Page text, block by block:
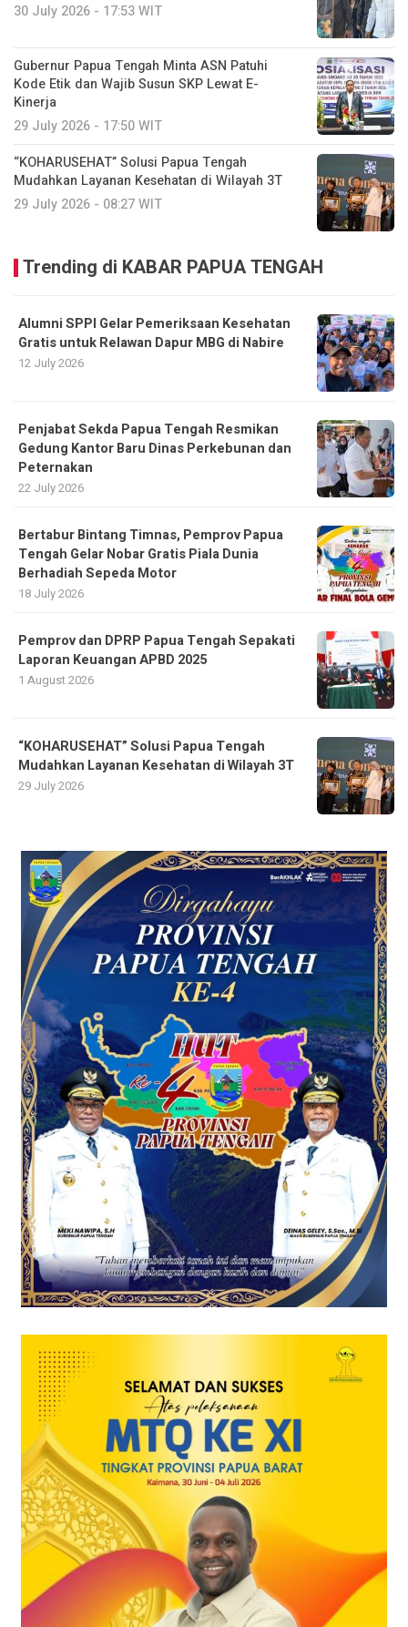
30 July 2026 - 17:53 WIT
Gubernur Papua Tengah Minta ASN Patuhi
Kode Etik dan Wajib Susun SKP Lewat E-
Kinerja
29 July 2026 - 17:50 WIT
“KOHARUSEHAT” Solusi Papua Tengah
Mudahkan Layanan Kesehatan di Wilayah 3T
29 July 2026 - 08:27 WIT
Trending di KABAR PAPUA TENGAH
Alumni SPPI Gelar Pemeriksaan Kesehatan
Gratis untuk Relawan Dapur MBG di Nabire
12 July 2026
Penjabat Sekda Papua Tengah Resmikan
Gedung Kantor Baru Dinas Perkebunan dan
Peternakan
22 July 2026
Bertabur Bintang Timnas, Pemprov Papua
Tengah Gelar Nobar Gratis Piala Dunia
Berhadiah Sepeda Motor
18 July 2026
Pemprov dan DPRP Papua Tengah Sepakati
Laporan Keuangan APBD 2025
1 August 2026
“KOHARUSEHAT” Solusi Papua Tengah
Mudahkan Layanan Kesehatan di Wilayah 3T
29 July 2026